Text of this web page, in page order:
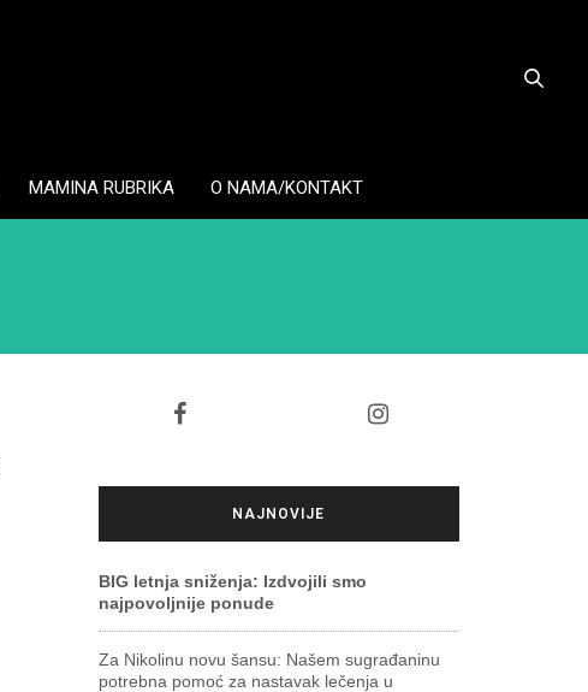
MAMINA RUBRIKA O NAMA/KONTAKT
NAJNOVIJE
BIG letnja sniženja: Izdvojili smo
najpovoljnije ponude
Za Nikolinu novu šansu: Našem sugrađaninu
potrebna pomoć za nastavak lečenja u